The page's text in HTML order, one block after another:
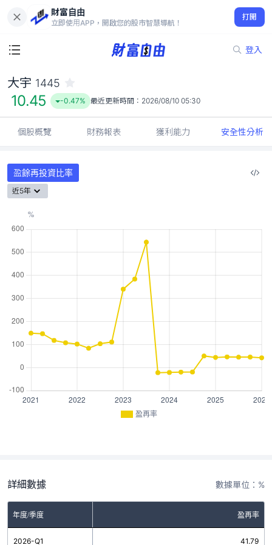
財富自由
立即使用APP，開啟您的股市智慧導航！
打開
登入
10.45
-0.47%
大宇 1445
10.45 -0.47% 最近更新時間： 2026/08/10 05:30
個股概覽 財務報表 獲利能力 安全性分析
盈餘再投資比率
近5年
盈再率
詳細數據 數據單位：%
年度/季度 盈再率
2026-Q1 41.79